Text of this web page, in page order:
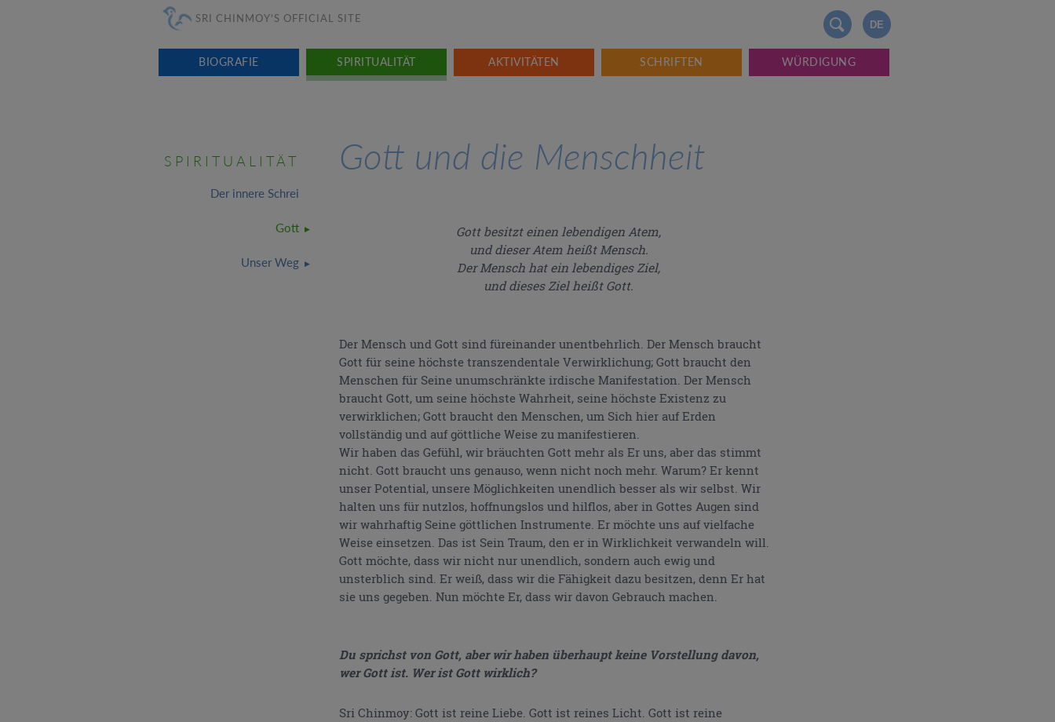
SRI CHINMOY'S OFFICIAL SITE
DE
BIOGRAFIE SPIRITUALITÄT AKTIVITÄTEN SCHRIFTEN WÜRDIGUNG
SPIRITUALITÄT
Der innere Schrei
Gott
Unser Weg
Gott und die Menschheit
Gott besitzt einen lebendigen Atem,
und dieser Atem heißt Mensch.
Der Mensch hat ein lebendiges Ziel,
und dieses Ziel heißt Gott.
Der Mensch und Gott sind füreinander unentbehrlich. Der Mensch braucht
Gott für seine höchste transzendentale Verwirklichung; Gott braucht den
Menschen für Seine unumschränkte irdische Manifestation. Der Mensch
braucht Gott, um seine höchste Wahrheit, seine höchste Existenz zu
verwirklichen; Gott braucht den Menschen, um Sich hier auf Erden
vollständig und auf göttliche Weise zu manifestieren.
Wir haben das Gefühl, wir bräuchten Gott mehr als Er uns, aber das stimmt
nicht. Gott braucht uns genauso, wenn nicht noch mehr. Warum? Er kennt
unser Potential, unsere Möglichkeiten unendlich besser als wir selbst. Wir
halten uns für nutzlos, hoffnungslos und hilflos, aber in Gottes Augen sind
wir wahrhaftig Seine göttlichen Instrumente. Er möchte uns auf vielfache
Weise einsetzen. Das ist Sein Traum, den er in Wirklichkeit verwandeln will.
Gott möchte, dass wir nicht nur unendlich, sondern auch ewig und
unsterblich sind. Er weiß, dass wir die Fähigkeit dazu besitzen, denn Er hat
sie uns gegeben. Nun möchte Er, dass wir davon Gebrauch machen.
Du sprichst von Gott, aber wir haben überhaupt keine Vorstellung davon,
wer Gott ist. Wer ist Gott wirklich?
Sri Chinmoy: Gott ist reine Liebe. Gott ist reines Licht. Gott ist reine